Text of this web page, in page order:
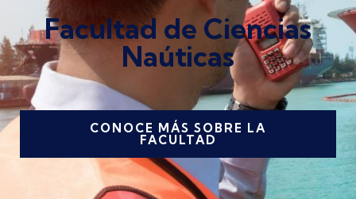
Facultad de Ciencias
Naúticas
CONOCE MÁS SOBRE LA
FACULTAD